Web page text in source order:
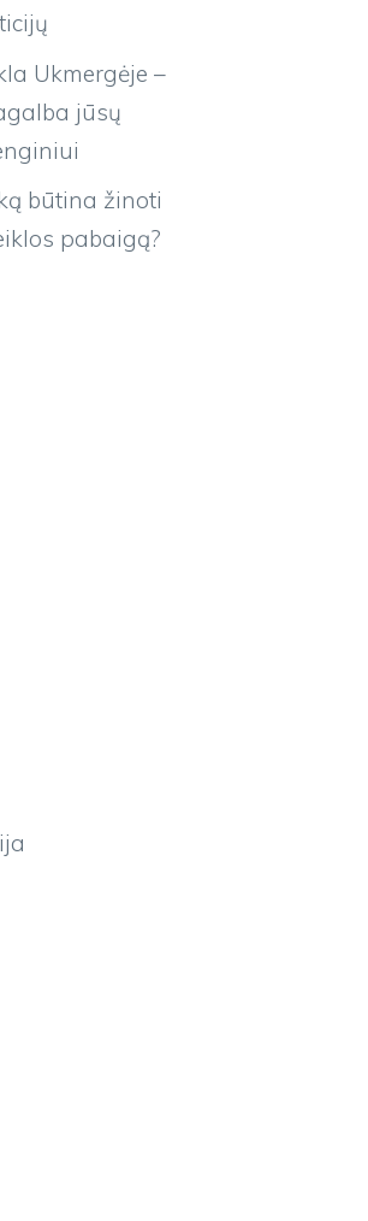
Ukmergėje –
jūsų
būtina žinoti
pabaigą?